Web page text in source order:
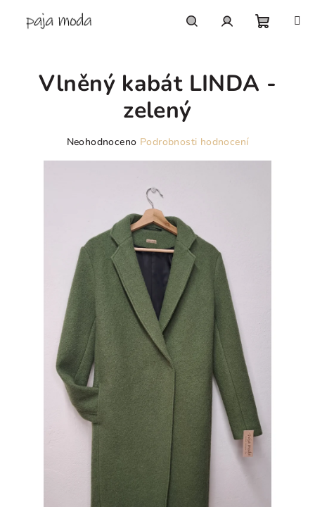
košík
Vlněný kabát LINDA -
zelený
Průměrné
hvězdiček.
Neohodnoceno Podrobnosti hodnocení